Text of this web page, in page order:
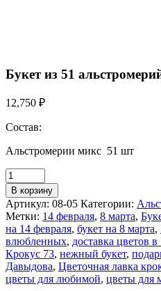
Букет из 51
12,750 ₽
Состав:
Альстромерии микс 51 шт
В корзину
Артикул: 08-05 Категории:
Метки: 14 февраля, 8 марта,
на 14 февраля, букет на 8 марта,
влюбленных, доставка цветов
Крокус 73, нежный букет,
Давыдова, Цветочная лавка
цветы для любимой, цветы для